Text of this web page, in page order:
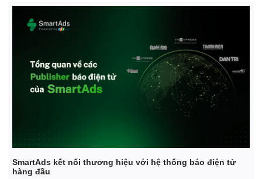
SmartAds kết nối thương hiệu với hệ thống báo điện tử
hàng đầu